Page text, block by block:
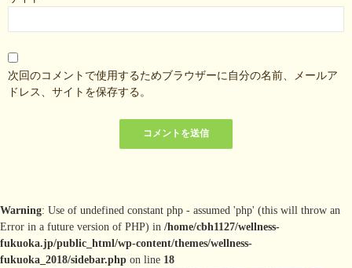
次回のコメントで使用するためブラウザーに自分の名前、メールア
ドレス、サイトを保存する。
Warning: Use of undefined constant php - assumed 'php' (this will throw an
Error in a future version of PHP) in /home/cbh1127/wellness-
fukuoka.jp/public_html/wp-content/themes/wellness-
fukuoka_2018/sidebar.php on line 18